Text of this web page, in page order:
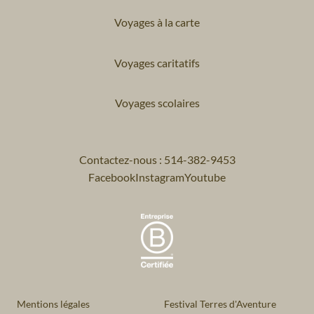
Voyages à la carte
Voyages caritatifs
Voyages scolaires
Contactez-nous : 514-382-9453
FacebookInstagramYoutube
Mentions légales Festival Terres d'Aventure